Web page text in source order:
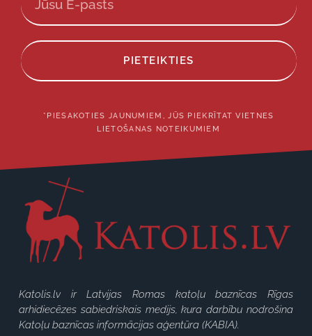
PIETEIKTIES
*PIESAKOTIES JAUNUMIEM, JŪS PIEKRĪTAT VIETNES
LIETOŠANAS NOTEIKUMIEM
Katolis.lv ir Latvijas Romas katoļu baznīcas Rīgas
arhidiecēzes sabiedriskais medijs, kura darbību nodrošina
Katoļu baznīcas informācijas aģentūra (KABIA).